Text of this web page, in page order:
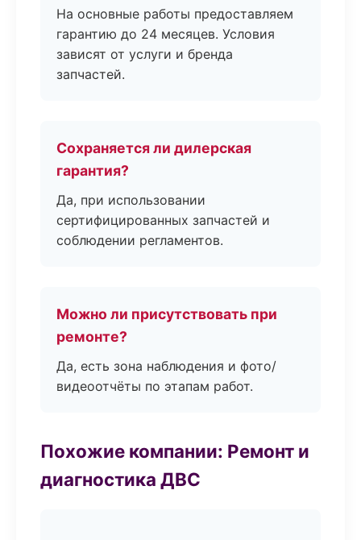
На основные работы предоставляем
гарантию до 24 месяцев. Условия
зависят от услуги и бренда
запчастей.
Сохраняется ли дилерская
гарантия?
Да, при использовании
сертифицированных запчастей и
соблюдении регламентов.
Можно ли присутствовать при
ремонте?
Да, есть зона наблюдения и фото/
видеоотчёты по этапам работ.
Похожие компании: Ремонт и
диагностика ДВС